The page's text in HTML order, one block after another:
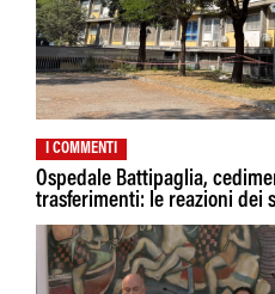
I COMMENTI
Ospedale Battipaglia,
trasferimenti: le reazioni dei